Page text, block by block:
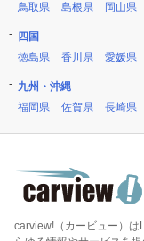
鳥取県
島根県 岡山県
四国
徳島県
香川県 愛媛県
九州・沖縄
福岡県
佐賀県 長崎県
carview!（カービュー）は